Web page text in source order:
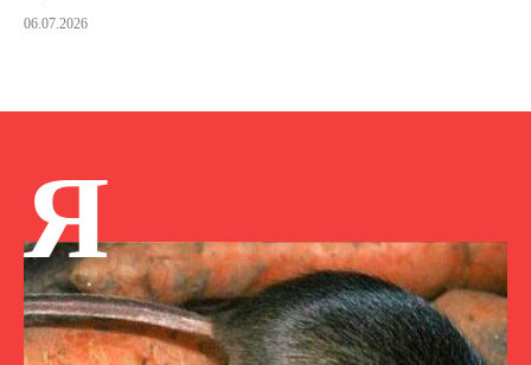
06.07.2026
Я